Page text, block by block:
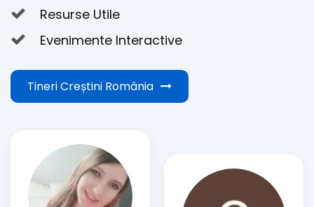
Resurse Utile
Evenimente Interactive
Tineri Creștini România